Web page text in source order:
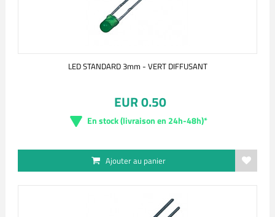
LED STANDARD 3mm - VERT DIFFUSANT
EUR 0.50
En stock (livraison en 24h-48h)*
Ajouter au panier